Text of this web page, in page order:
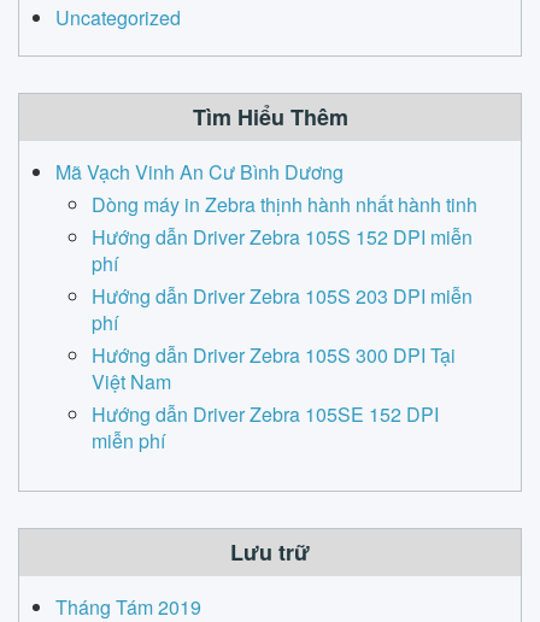
Uncategorized
Tìm Hiểu Thêm
Mã Vạch Vinh An Cư Bình Dương
Dòng máy in Zebra thịnh hành nhất hành tinh
Hướng dẫn Driver Zebra 105S 152 DPI miễn
phí
Hướng dẫn Driver Zebra 105S 203 DPI miễn
phí
Hướng dẫn Driver Zebra 105S 300 DPI Tại
Việt Nam
Hướng dẫn Driver Zebra 105SE 152 DPI
miễn phí
Lưu trữ
Tháng Tám 2019